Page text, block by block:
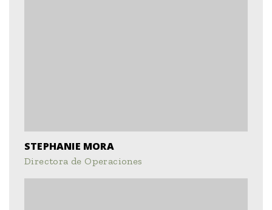
STEPHANIE MORA
Directora de Operaciones